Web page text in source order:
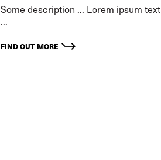
Some description ... Lorem ipsum text
...
FIND OUT MORE